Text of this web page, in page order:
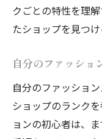
クごとの特性を理
たショップを見つけ
自分のファッショ
自分のファッショ
ショップのランク
ョンの初心者は、